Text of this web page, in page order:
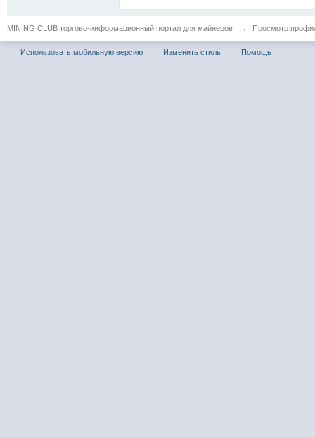
MINING CLUB торгово-информационный портал для майнеров → Просмотр
Использовать мобильную версию Изменить стиль Помощь